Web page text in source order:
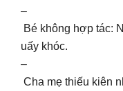
–
Bé không hợp tác:
uấy khóc.
–
Cha mẹ thiếu kiên